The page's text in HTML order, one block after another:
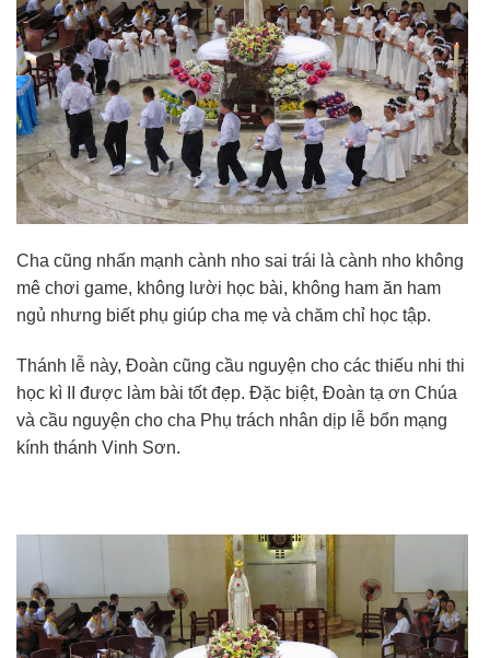
Cha cũng nhấn mạnh cành nho sai trái là cành nho không
mê chơi game, không lười học bài, không ham ăn ham
ngủ nhưng biết phụ giúp cha mẹ và chăm chỉ học tập.
Thánh lễ này, Đoàn cũng cầu nguyện cho các thiếu nhi thi
học kì II được làm bài tốt đẹp. Đặc biệt, Đoàn tạ ơn Chúa
và cầu nguyện cho cha Phụ trách nhân dịp lễ bổn mạng
kính thánh Vinh Sơn.